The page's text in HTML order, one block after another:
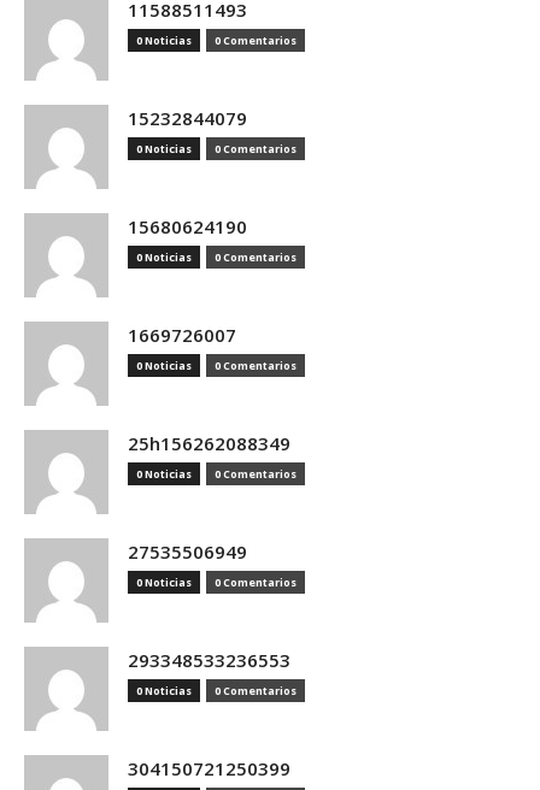
11588511493
0 Noticias 0 Comentarios
15232844079
0 Noticias 0 Comentarios
15680624190
0 Noticias 0 Comentarios
1669726007
0 Noticias 0 Comentarios
25h156262088349
0 Noticias 0 Comentarios
27535506949
0 Noticias 0 Comentarios
293348533236553
0 Noticias 0 Comentarios
304150721250399